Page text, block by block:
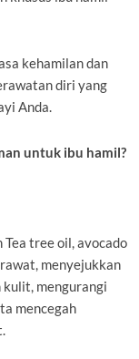
kehamilan dan
diri yang
Anda.
untuk ibu hamil?
tree oil, avocado
menyejukkan
mengurangi
mencegah